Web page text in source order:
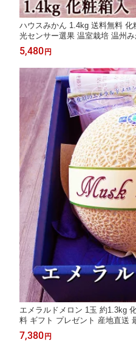
ハウスみかん 1.4kg 送料無料
光センサー選果 温室栽培 温州
ト ギフト お中元 父の日
5,480円
エメラルドメロン 1玉 約1.3kg
料 ギフト プレゼント 産地直送
お祝い お返し ご自宅用
7,380円